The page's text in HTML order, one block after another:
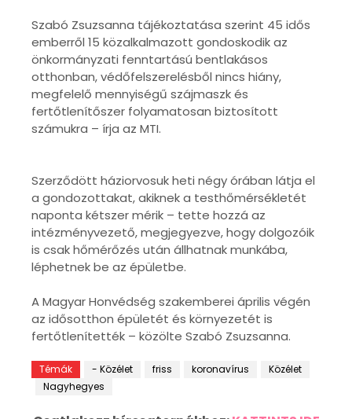
Szabó Zsuzsanna tájékoztatása szerint 45 idős
emberről 15 közalkalmazott gondoskodik az
önkormányzati fenntartású bentlakásos
otthonban, védőfelszerelésből nincs hiány,
megfelelő mennyiségű szájmaszk és
fertőtlenítőszer folyamatosan biztosított
számukra – írja az MTI.
Szerződött háziorvosuk heti négy órában látja el
a gondozottakat, akiknek a testhőmérsékletét
naponta kétszer mérik – tette hozzá az
intézményvezető, megjegyezve, hogy dolgozóik
is csak hőmérőzés után állhatnak munkába,
léphetnek be az épületbe.
A Magyar Honvédség szakemberei április végén
az idősotthon épületét és környezetét is
fertőtlenítették – közölte Szabó Zsuzsanna.
Témák - Közélet friss koronavírus
Közélet
Nagyhegyes